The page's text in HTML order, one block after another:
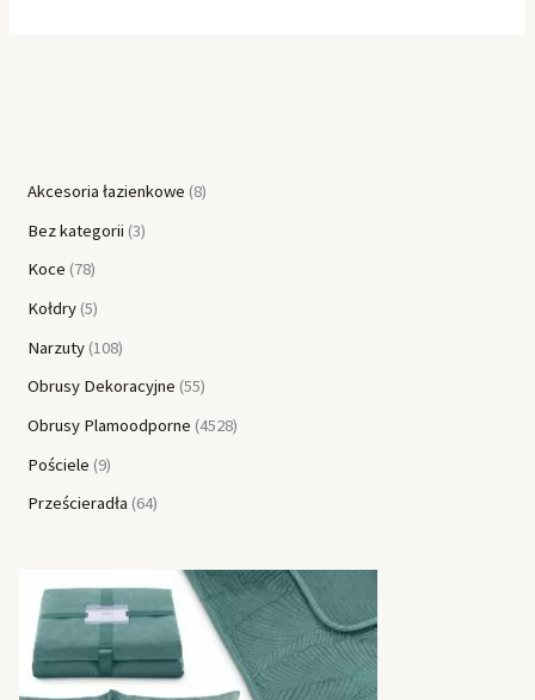
Akcesoria łazienkowe 8
Bez kategorii 3
Koce 78
Kołdry 5
Narzuty 108
Obrusy Dekoracyjne 55
Obrusy Plamoodporne 4528
Pościele 9
Prześcieradła 64